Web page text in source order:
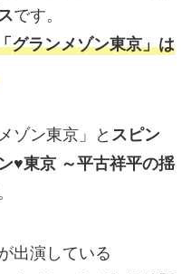
です。
グランメゾン東京」は
ゾン東京」と スピン
♥東京 ～平古祥平の揺
出演している